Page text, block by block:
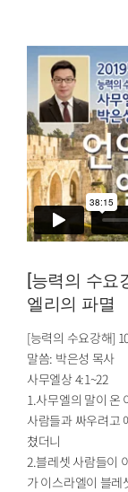
[능력의 수요
엘리의 파멸
[능력의 수요강해]
말씀: 박은성 목사
사무엘상 4:1~22
1.사무엘의 말이 온
사람들과 싸우려고
쳤더니
2.블레셋 사람들이
가 이스라엘이 블레